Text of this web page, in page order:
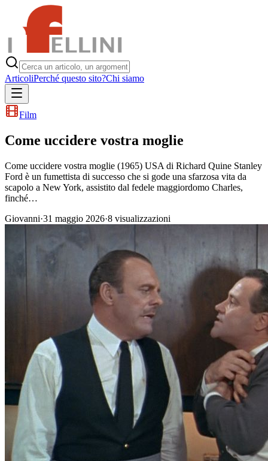
ArticoliPerché questo sito?Chi siamo
Film
Come uccidere vostra moglie
Come uccidere vostra moglie (1965) USA di Richard Quine Stanley
Ford è un fumettista di successo che si gode una sfarzosa vita da
scapolo a New York, assistito dal fedele maggiordomo Charles,
finché…
Giovanni·31 maggio 2026·8 visualizzazioni